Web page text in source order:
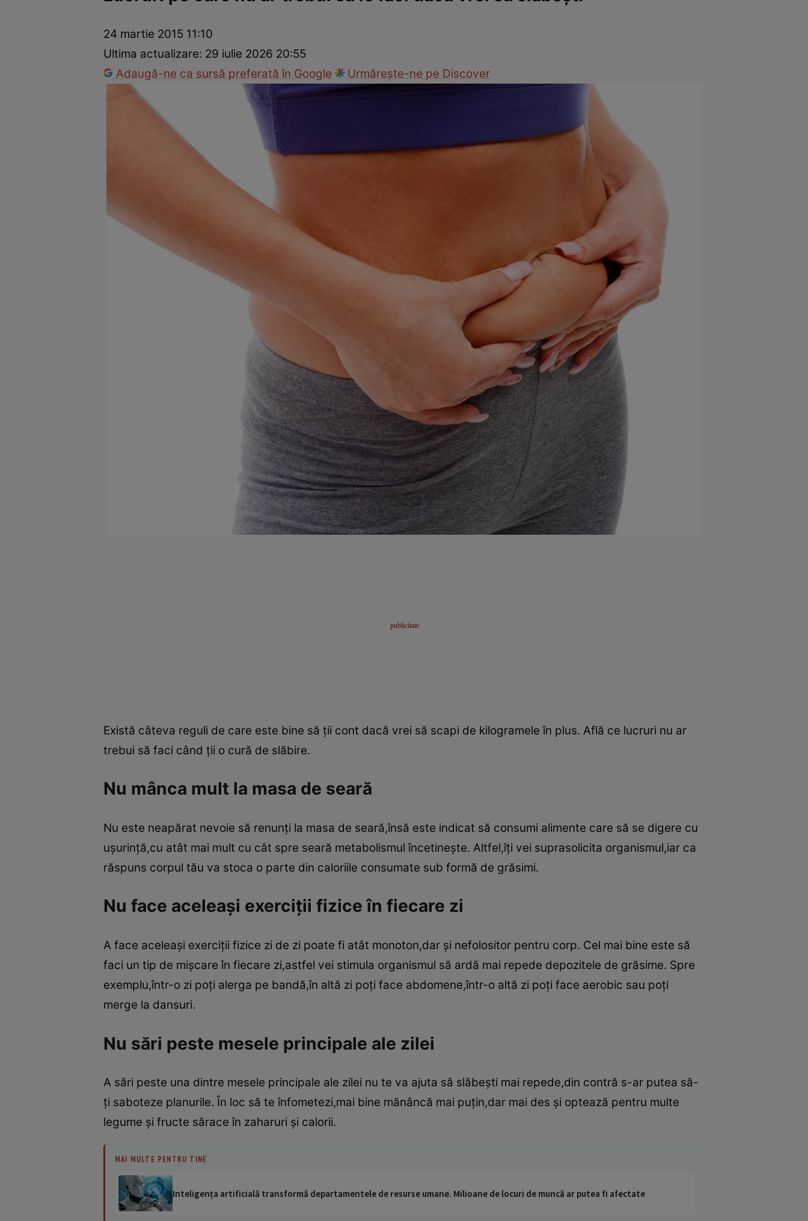
Dezvoltare personalăÎngrijire personalăCasă și grădină
24 martie 2015 11:10
Ultima actualizare: 29 iulie 2026 20:55
Adaugă-ne ca sursă preferată în Google
Urmărește-ne pe Discover
Există câteva reguli de care este bine să ţii cont dacă vrei să scapi de kilogramele în plus. Află ce lucruri nu ar
trebui să faci când ţii o cură de slăbire.
Nu mânca mult la masa de seară
Nu este neapărat nevoie să renunţi la masa de seară,însă este indicat să consumi alimente care să se digere cu
uşurinţă,cu atât mai mult cu cât spre seară metabolismul încetineşte. Altfel,îţi vei suprasolicita organismul,iar ca
răspuns corpul tău va stoca o parte din caloriile consumate sub formă de grăsimi.
Nu face aceleaşi exerciţii fizice în fiecare zi
A face aceleaşi exerciţii fizice zi de zi poate fi atât monoton,dar şi nefolositor pentru corp. Cel mai bine este să
faci un tip de mişcare în fiecare zi,astfel vei stimula organismul să ardă mai repede depozitele de grăsime. Spre
exemplu,într-o zi poţi alerga pe bandă,în altă zi poţi face abdomene,într-o altă zi poţi face aerobic sau poţi
merge la dansuri.
Nu sări peste mesele principale ale zilei
A sări peste una dintre mesele principale ale zilei nu te va ajuta să slăbeşti mai repede,din contră s-ar putea să-
ţi saboteze planurile. În loc să te înfometezi,mai bine mănâncă mai puţin,dar mai des şi optează pentru multe
legume şi fructe sărace în zaharuri şi calorii.
MAI MULTE PENTRU TINE
Inteligența artificială transformă departamentele de resurse umane. Milioane de locuri de muncă ar putea fi afectate